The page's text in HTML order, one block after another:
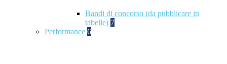
Bandi di concorso (da pubblicare in
tabelle) 7
Performance 6